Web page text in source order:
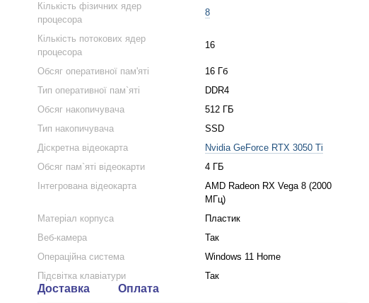
Кількість фізичних ядер
процесора
8
Кількість потокових ядер
процесора
16
Обсяг оперативної пам'яті
16 Гб
Тип оперативної пам`яті
DDR4
Обсяг накопичувача
512 ГБ
Тип накопичувача
SSD
Діскретна відеокарта
Nvidia GeForce RTX 3050 Ti
Обсяг пам`яті відеокарти
4 ГБ
Інтегрована відеокарта
AMD Radeon RX Vega 8 (2000
МГц)
Матеріал корпуса
Пластик
Веб-камера
Так
Операційна система
Windows 11 Home
Підсвітка клавіатури
Так
Доставка Оплата